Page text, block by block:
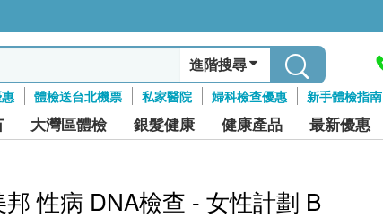
進階搜尋
體檢送台北機票 私家醫院 婦科檢查優惠 新手體檢指南
大灣區體檢 銀髮健康 健康產品 最新優惠
邦 性病 DNA檢查 - 女性計劃 B